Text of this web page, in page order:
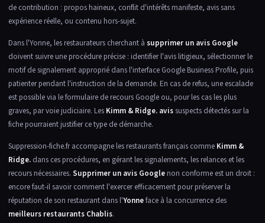
de contribution : propos haineux, conflit d'intérêts manifeste, avis sans
expérience réelle, ou contenu hors-sujet.
Dans l'Yonne, les restaurateurs cherchant à supprimer un avis Google
doivent suivre une procédure précise : identifier l'avis litigieux, sélectionner le
motif de signalement approprié dans l'interface Google Business Profile, puis
patienter pendant l'instruction de la demande. En cas de refus, une escalade
est possible via le formulaire de recours Google ou, pour les cas les plus
graves, par voie judiciaire. Les Kimm & Ridge. avissuspects détectés sur la
fiche pourraient justifier ce type de démarche.
Suppression-fiche.fr accompagne les restaurants français comme Kimm &
Ridge. dans ces procédures, en gérant les signalements, les relances et les
recours nécessaires. Supprimer un avis Google non conforme est un droit :
encore faut-il savoir comment l'exercer efficacement pour préserver la
réputation de son restaurant dans l'Yonneface à la concurrence des
meilleurs restaurants Chablis.